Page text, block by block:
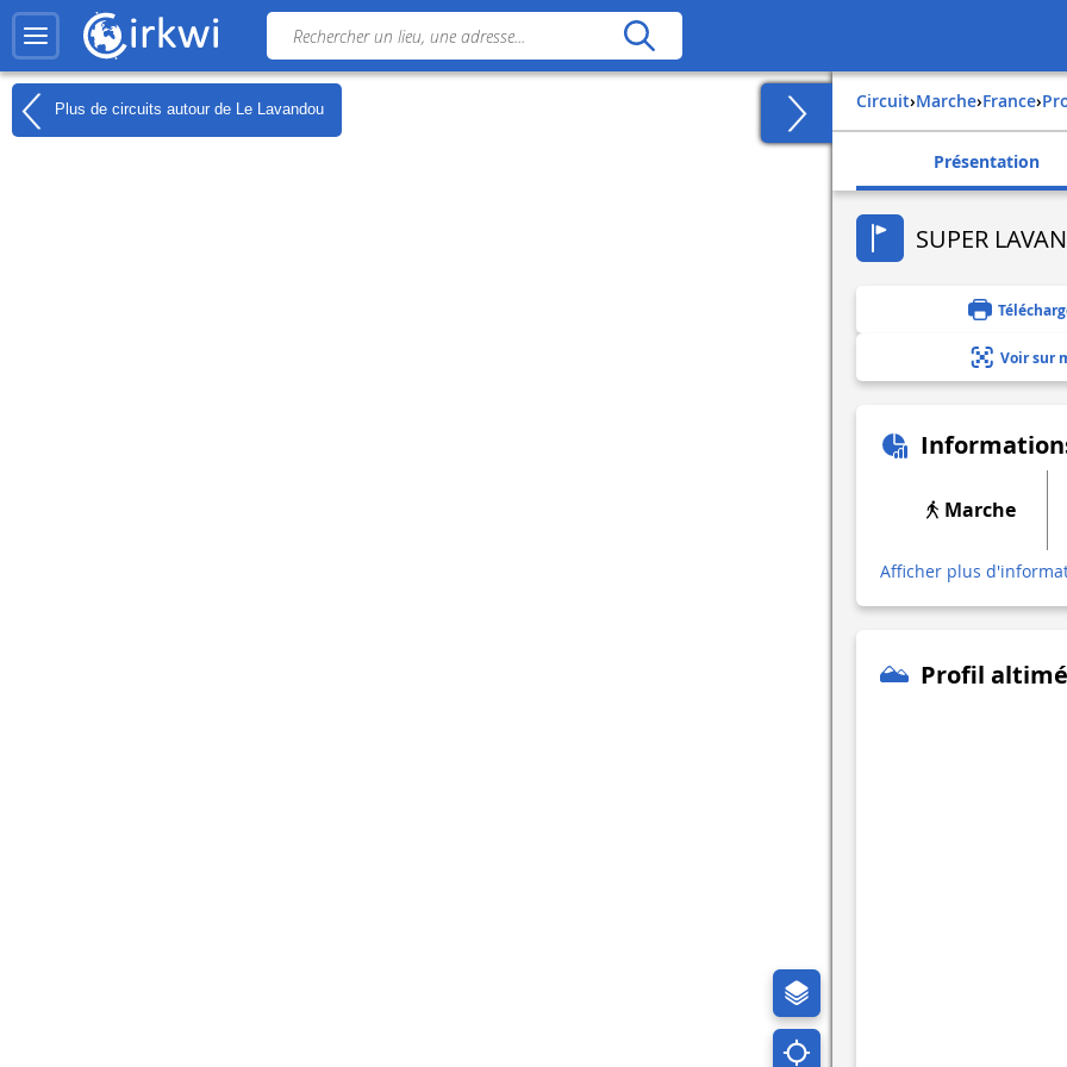
Plus de circuits autour de Le Lavandou Circuit› Marche› france›
Présentation
SUPER
Voir sur
Marche
Afficher plus
Profil